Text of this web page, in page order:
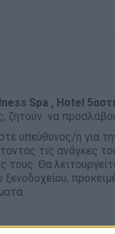
Spa , Hotel
ζητούν να
υπεύθυνος/η για
τις ανάγκες
τους. Θα